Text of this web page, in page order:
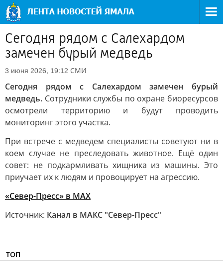
Сегодня рядом с Салехардом
замечен бурый медведь
3 июня 2026, 19:12 СМИ
Сегодня рядом с Салехардом замечен бурый
медведь. Сотрудники службы по охране биоресурсов
осмотрели территорию и будут проводить
мониторинг этого участка.
При встрече с медведем специалисты советуют ни в
коем случае не преследовать животное. Ещё один
совет: не подкармливать хищника из машины. Это
приучает их к людям и провоцирует на агрессию.
«Север-Пресс» в MAX
Источник: Канал в МАКС "Север-Пресс"
ТОП